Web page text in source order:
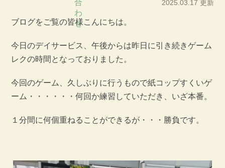
2025.03.17 更新
ブログをご覧の皆様こんにちは。
今日のデイサービス、午後からは昨日に引き続きゲーム
レクの時間となっておりました。
今回のゲーム、久しぶりに行うもので紙コップすくいゲ
ーム・・・・・・何回か練習していただき、いざ本番。
１分間に何個重ねることができるが・・・勝負です。